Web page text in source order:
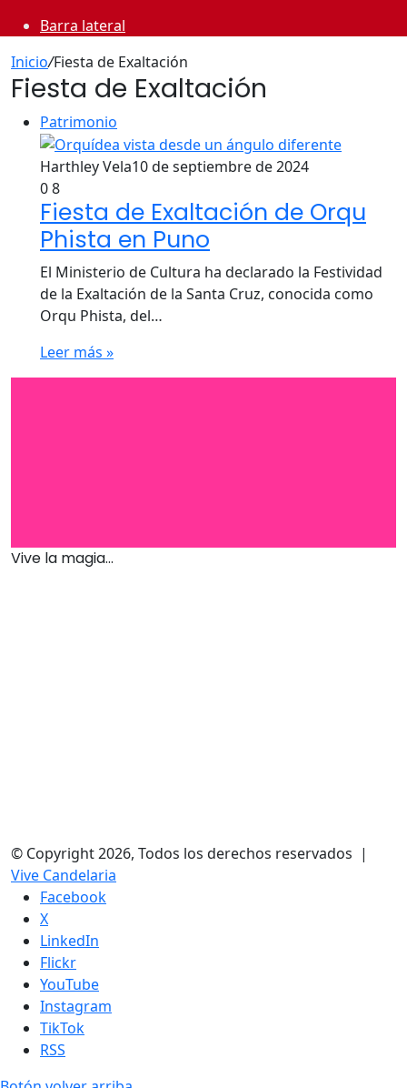
Barra lateral
Inicio/Fiesta de Exaltación
Fiesta de Exaltación
Patrimonio
Harthley Vela10 de septiembre de 2024
08
Fiesta de Exaltación de Orqu
Phista en Puno
El Ministerio de Cultura ha declarado la Festividad
de la Exaltación de la Santa Cruz, conocida como
Orqu Phista, del…
Leer más »
Vive la magia...
© Copyright 2026, Todos los derechos reservados |
Vive Candelaria
Facebook
X
LinkedIn
Flickr
YouTube
Instagram
TikTok
RSS